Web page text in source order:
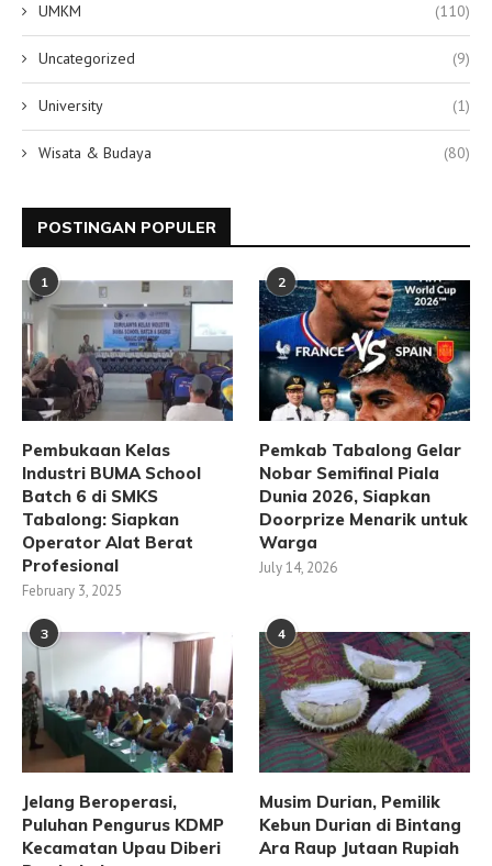
UMKM (110)
Uncategorized (9)
University (1)
Wisata & Budaya (80)
POSTINGAN POPULER
1
Pembukaan Kelas
Industri BUMA School
Batch 6 di SMKS
Tabalong: Siapkan
Operator Alat Berat
Profesional
February 3, 2025
2
Pemkab Tabalong Gelar
Nobar Semifinal Piala
Dunia 2026, Siapkan
Doorprize Menarik untuk
Warga
July 14, 2026
3
Jelang Beroperasi,
Puluhan Pengurus KDMP
Kecamatan Upau Diberi
4
Musim Durian, Pemilik
Kebun Durian di Bintang
Ara Raup Jutaan Rupiah